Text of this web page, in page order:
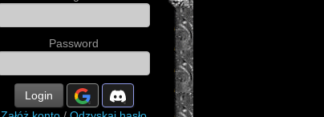
electronica power
Password
Login